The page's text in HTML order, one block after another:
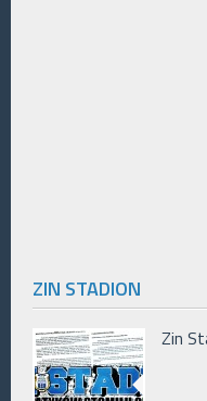
ZIN STADION
Zin